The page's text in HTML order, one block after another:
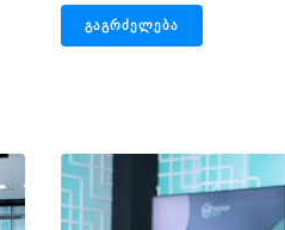
ᲒᲐᲒᲠᲫᲔᲚᲔᲑᲐ